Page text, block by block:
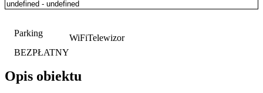
Parking
BEZPŁATNY
WiFiTelewizor
Opis obiektu